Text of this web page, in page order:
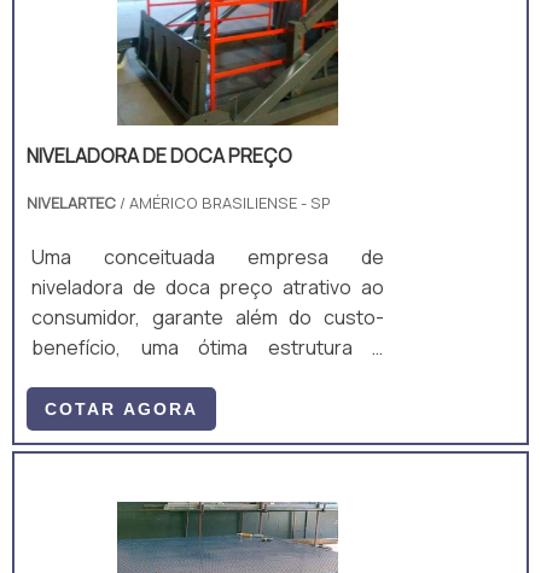
NIVELADORA DE DOCA PREÇO
NIVELARTEC / AMÉRICO BRASILIENSE - SP
Uma conceituada empresa de
niveladora de doca preço atrativo ao
consumidor, garante além do custo-
benefício, uma ótima estrutura e
comercializado. O ato é uma clara
demonstração de ética profissional,
mercado do cenário em que atua.A
niveladora é o equipamento ideal para
operações em locais que não possuem
COTAR AGORA